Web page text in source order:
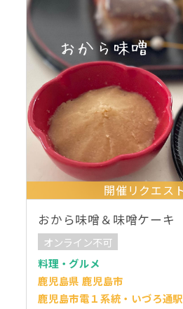
開催リクエス
おから味噌＆味噌ケーキ
オンライン不可
料理・グルメ
鹿児島県 鹿児島市
鹿児島市電１系統・いづろ通駅